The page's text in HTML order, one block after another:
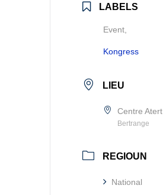
LABELS
Event,
Kongress
LIEU
Centre Atert
Bertrange
REGIOUN
National